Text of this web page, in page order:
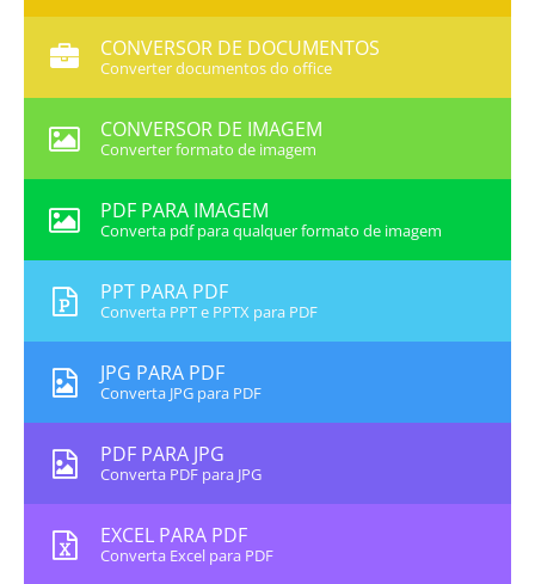
CONVERSOR DE DOCUMENTOS
Converter documentos do office
CONVERSOR DE IMAGEM
Converter formato de imagem
PDF PARA IMAGEM
Converta pdf para qualquer formato de imagem
PPT PARA PDF
Converta PPT e PPTX para PDF
JPG PARA PDF
Converta JPG para PDF
PDF PARA JPG
Converta PDF para JPG
EXCEL PARA PDF
Converta Excel para PDF